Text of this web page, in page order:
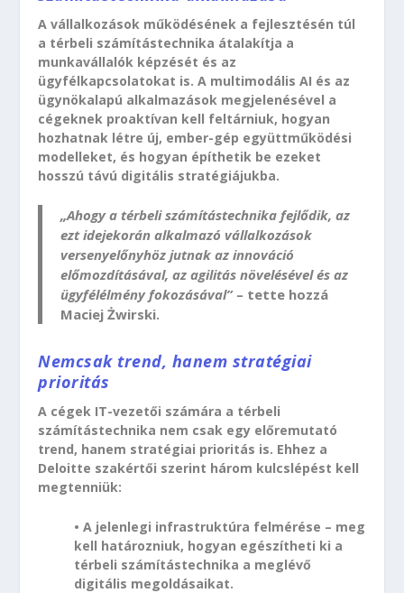
A vállalkozások működésének a fejlesztésén túl
a térbeli számítástechnika átalakítja a
munkavállalók képzését és az
ügyfélkapcsolatokat is. A multimodális AI és az
ügynökalapú alkalmazások megjelenésével a
cégeknek proaktívan kell feltárniuk, hogyan
hozhatnak létre új, ember-gép együttműködési
modelleket, és hogyan építhetik be ezeket
hosszú távú digitális stratégiájukba.
„Ahogy a térbeli számítástechnika fejlődik, az
ezt idejekorán alkalmazó vállalkozások
versenyelőnyhöz jutnak az innováció
előmozdításával, az agilitás növelésével és az
ügyfélélmény fokozásával” – tette hozzá
Maciej Żwirski.
Nemcsak trend, hanem stratégiai
prioritás
A cégek IT-vezetői számára a térbeli
számítástechnika nem csak egy előremutató
trend, hanem stratégiai prioritás is. Ehhez a
Deloitte szakértői szerint három kulcslépést kell
megtenniük:
• A jelenlegi infrastruktúra felmérése – meg
kell határozniuk, hogyan egészítheti ki a
térbeli számítástechnika a meglévő
digitális megoldásaikat.